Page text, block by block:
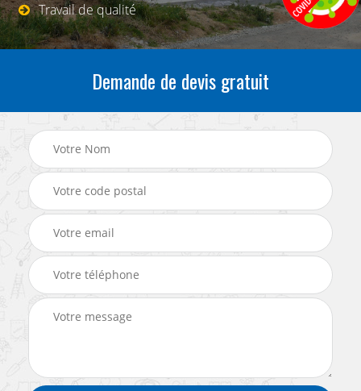
Travail de qualité
Demande de devis gratuit